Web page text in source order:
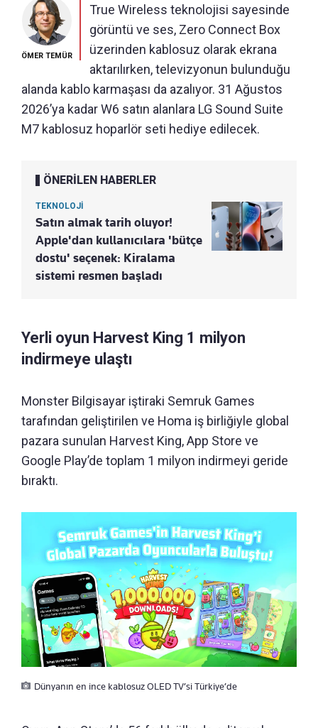
ÖMER TEMÜR
True Wireless teknolojisi sayesinde
görüntü ve ses, Zero Connect Box
üzerinden kablosuz olarak ekrana
aktarılırken, televizyonun bulunduğu
alanda kablo karmaşası da azalıyor. 31 Ağustos
2026’ya kadar W6 satın alanlara LG Sound Suite
M7 kablosuz hoparlör seti hediye edilecek.
ÖNERİLEN HABERLER
TEKNOLOJİ
Satın almak tarih oluyor!
Apple'dan kullanıcılara 'bütçe
dostu' seçenek: Kiralama
sistemi resmen başladı
Yerli oyun Harvest King 1 milyon
indirmeye ulaştı
Monster Bilgisayar iştiraki Semruk Games
tarafından geliştirilen ve Homa iş birliğiyle global
pazara sunulan Harvest King, App Store ve
Google Play’de toplam 1 milyon indirmeyi geride
bıraktı.
Dünyanın en ince kablosuz OLED TV’si Türkiye’de